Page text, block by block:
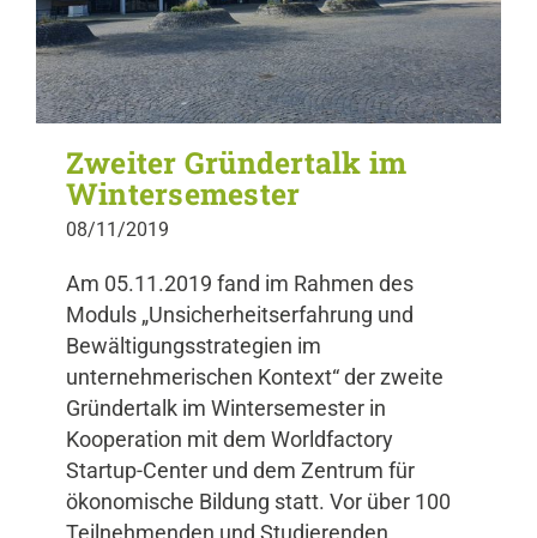
Zweiter Gründertalk im
Wintersemester
08/11/2019
Am 05.11.2019 fand im Rahmen des
Moduls „Unsicherheitserfahrung und
Bewältigungsstrategien im
unternehmerischen Kontext“ der zweite
Gründertalk im Wintersemester in
Kooperation mit dem Worldfactory
Startup-Center und dem Zentrum für
ökonomische Bildung statt. Vor über 100
Teilnehmenden und Studierenden